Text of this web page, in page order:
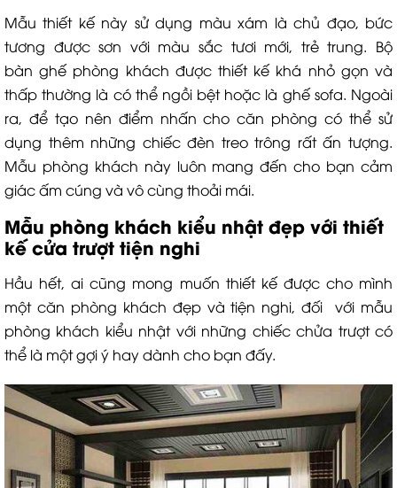
Mẫu thiết kế này sử dụng màu xám là chủ đạo, bức
tương được sơn với màu sắc tươi mới, trẻ trung. Bộ
bàn ghế phòng khách được thiết kế khá nhỏ gọn và
thấp thường là có thể ngồi bệt hoặc là ghế sofa. Ngoài
ra, để tạo nên điểm nhấn cho căn phòng có thể sử
dụng thêm những chiếc đèn treo trông rất ấn tượng.
Mẫu phòng khách này luôn mang đến cho bạn cảm
giác ấm cúng và vô cùng thoải mái.
Mẫu phòng khách kiểu nhật đẹp với thiết
kế cửa trượt tiện nghi
Hầu hết, ai cũng mong muốn thiết kế được cho mình
một căn phòng khách đẹp và tiện nghi, đối với mẫu
phòng khách kiểu nhật với những chiếc chửa trượt có
thể là một gợi ý hay dành cho bạn đấy.